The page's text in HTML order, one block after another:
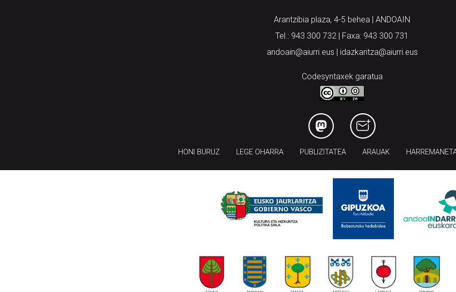
Arantzibia plaza, 4-5 behea | ANDOAIN
Tel.: 943 300 732 | Faxa: 943 300 731
andoain@aiurri.eus | idazkaritza@aiurri.eus
Codesyntaxek garatua
HONI BURUZ LEGE OHARRA PUBLIZITATEA ARAUAK